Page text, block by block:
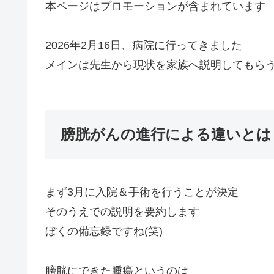
本ページはプロモーションが含まれています
2026年2月16日、病院に行ってきました
メインは先生から現状を家族へ説明してもら
膀胱がんの進行による違いとは
まず3月に入院＆手術を行うことが決定
そのうえでの説明を要約します
ぼくの備忘録ですね(笑)
膀胱にできた腫瘍というのは